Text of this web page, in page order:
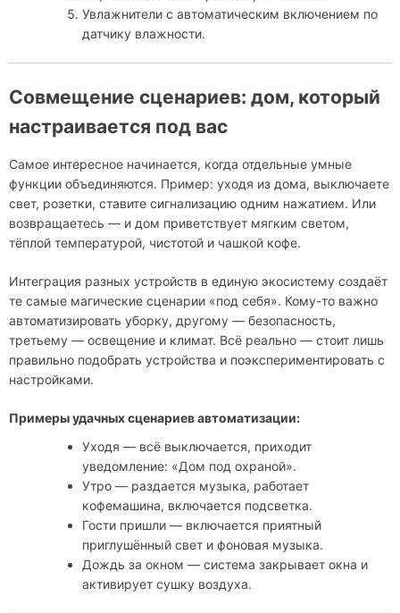
Увлажнители с автоматическим включением по
датчику влажности.
Совмещение сценариев: дом, который
настраивается под вас
Самое интересное начинается, когда отдельные умные
функции объединяются. Пример: уходя из дома, выключаете
свет, розетки, ставите сигнализацию одним нажатием. Или
возвращаетесь — и дом приветствует мягким светом,
тёплой температурой, чистотой и чашкой кофе.
Интеграция разных устройств в единую экосистему создаёт
те самые магические сценарии «под себя». Кому-то важно
автоматизировать уборку, другому — безопасность,
третьему — освещение и климат. Всё реально — стоит лишь
правильно подобрать устройства и поэкспериментировать с
настройками.
Примеры удачных сценариев автоматизации:
Уходя — всё выключается, приходит
уведомление: «Дом под охраной».
Утро — раздается музыка, работает
кофемашина, включается подсветка.
Гости пришли — включается приятный
приглушённый свет и фоновая музыка.
Дождь за окном — система закрывает окна и
активирует сушку воздуха.